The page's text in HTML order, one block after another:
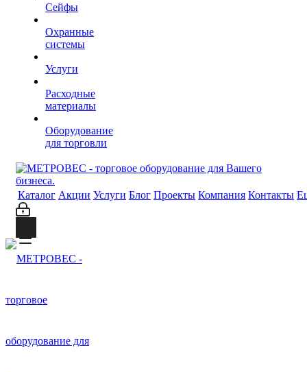
Сейфы
Охранные
системы
Услуги
Расходные
материалы
Оборудование
для торговли
Каталог Акции Услуги Блог Проекты Компания Контакты